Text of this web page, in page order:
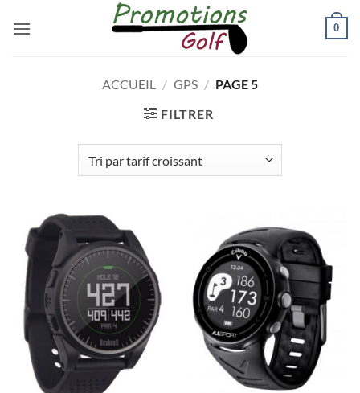
0
ACCUEIL / GPS / PAGE 5
FILTRER